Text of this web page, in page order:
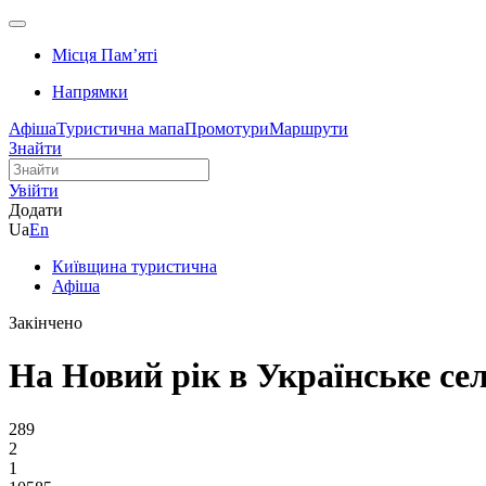
Місця Памʼяті
Напрямки
АфішаТуристична мапаПромотуриМаршрути
Знайти
Увійти
Додати
UaEn
Київщина туристична
Афіша
Закінчено
На Новий рік в Українське
289
2
1